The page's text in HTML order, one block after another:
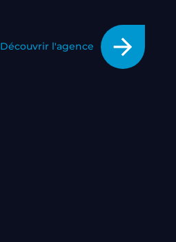
Découvrir l'agence arrow_forward